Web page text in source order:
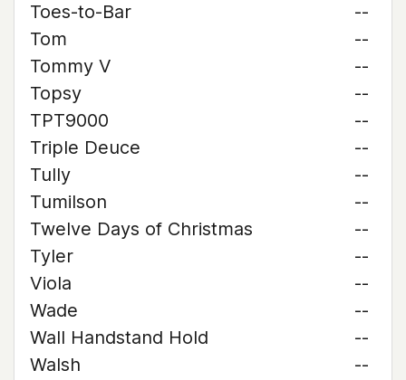
Toes-to-Bar
--
Tom
--
Tommy V
--
Topsy
--
TPT9000
--
Triple Deuce
--
Tully
--
Tumilson
--
Twelve Days of Christmas
--
Tyler
--
Viola
--
Wade
--
Wall Handstand Hold
--
Walsh
--